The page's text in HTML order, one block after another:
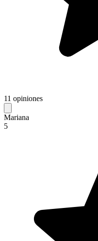
11 opiniones
Mariana
5